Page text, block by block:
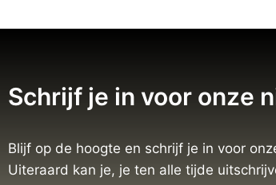
Schrijf je in voor onze
Blijf op de hoogte en schrijf je in voor
Uiteraard kan je, je ten alle tijde